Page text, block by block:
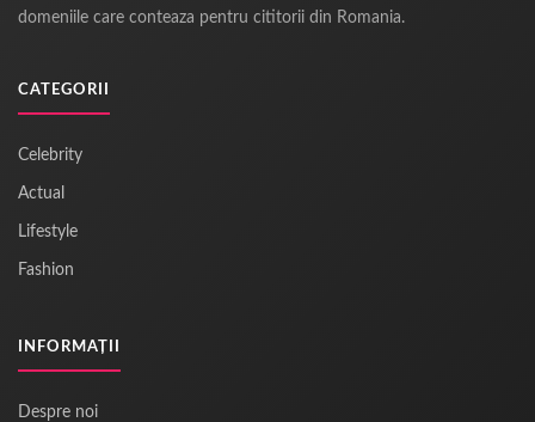
domeniile care conteaza pentru cititorii din Romania.
CATEGORII
Celebrity
Actual
Lifestyle
Fashion
INFORMAȚII
Despre noi